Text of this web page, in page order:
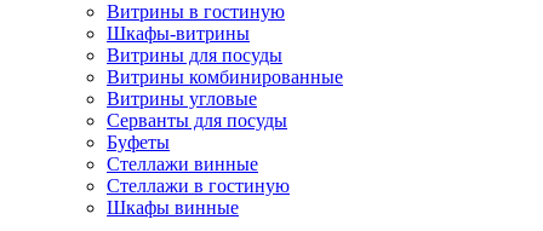
Витрины в гостиную
Шкафы-витрины
Витрины для посуды
Витрины комбинированные
Витрины угловые
Серванты для посуды
Буфеты
Стеллажи винные
Стеллажи в гостиную
Шкафы винные